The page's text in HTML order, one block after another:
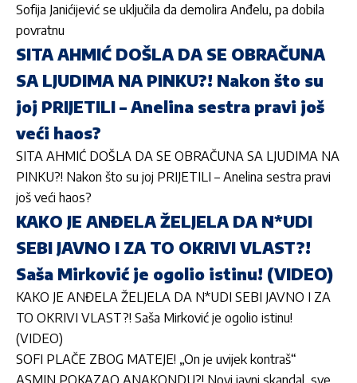
Sofija Janićijević se uključila da demolira Anđelu, pa dobila
povratnu
SITA AHMIĆ DOŠLA DA SE OBRAČUNA
SA LJUDIMA NA PINKU?! Nakon što su
joj PRIJETILI – Anelina sestra pravi još
veći haos?
SITA AHMIĆ DOŠLA DA SE OBRAČUNA SA LJUDIMA NA
PINKU?! Nakon što su joj PRIJETILI – Anelina sestra pravi
još veći haos?
KAKO JE ANĐELA ŽELJELA DA N*UDI
SEBI JAVNO I ZA TO OKRIVI VLAST?!
Saša Mirković je ogolio istinu! (VIDEO)
KAKO JE ANĐELA ŽELJELA DA N*UDI SEBI JAVNO I ZA
TO OKRIVI VLAST?! Saša Mirković je ogolio istinu!
(VIDEO)
SOFI PLAČE ZBOG MATEJE! „On je uvijek kontraš“
ASMIN POKAZAO ANAKONDU?! Novi javni skandal, sve